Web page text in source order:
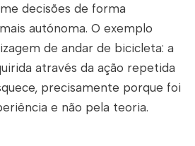
decisões de forma
autónoma. O exemplo
de andar de bicicleta: a
através da ação repetida
precisamente porque foi
e não pela teoria.